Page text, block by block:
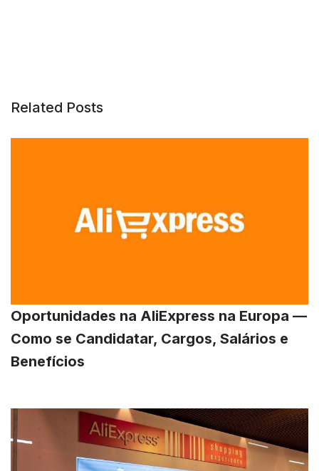
Related Posts
Oportunidades na AliExpress na Europa —
Como se Candidatar, Cargos, Salários e
Benefícios